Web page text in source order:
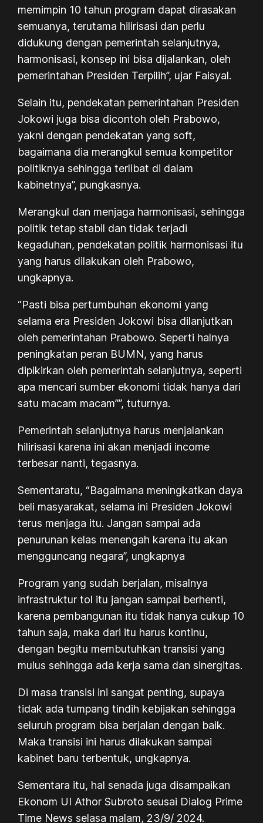
memimpin 10 tahun program dapat dirasakan
semuanya, terutama hilirisasi dan perlu
didukung dengan pemerintah selanjutnya,
harmonisasi, konsep ini bisa dijalankan, oleh
pemerintahan Presiden Terpilih”, ujar Faisyal.
Selain itu, pendekatan pemerintahan Presiden
Jokowi juga bisa dicontoh oleh Prabowo,
yakni dengan pendekatan yang soft,
bagaimana dia merangkul semua kompetitor
politiknya sehingga terlibat di dalam
kabinetnya”, pungkasnya.
Merangkul dan menjaga harmonisasi, sehingga
politik tetap stabil dan tidak terjadi
kegaduhan, pendekatan politik harmonisasi itu
yang harus dilakukan oleh Prabowo,
ungkapnya.
“Pasti bisa pertumbuhan ekonomi yang
selama era Presiden Jokowi bisa dilanjutkan
oleh pemerintahan Prabowo. Seperti halnya
peningkatan peran BUMN, yang harus
dipikirkan oleh pemerintah selanjutnya, seperti
apa mencari sumber ekonomi tidak hanya dari
satu macam macam””, tuturnya.
Pemerintah selanjutnya harus menjalankan
hilirisasi karena ini akan menjadi income
terbesar nanti, tegasnya.
Sementaratu, “Bagaimana meningkatkan daya
beli masyarakat, selama ini Presiden Jokowi
terus menjaga itu. Jangan sampai ada
penurunan kelas menengah karena itu akan
mengguncang negara”, ungkapnya
Program yang sudah berjalan, misalnya
infrastruktur tol itu jangan sampai berhenti,
karena pembangunan itu tidak hanya cukup 10
tahun saja, maka dari itu harus kontinu,
dengan begitu membutuhkan transisi yang
mulus sehingga ada kerja sama dan sinergitas.
Di masa transisi ini sangat penting, supaya
tidak ada tumpang tindih kebijakan sehingga
seluruh program bisa berjalan dengan baik.
Maka transisi ini harus dilakukan sampai
kabinet baru terbentuk, ungkapnya.
Sementara itu, hal senada juga disampaikan
Ekonom UI Athor Subroto seusai Dialog Prime
Time News selasa malam, 23/9/ 2024.